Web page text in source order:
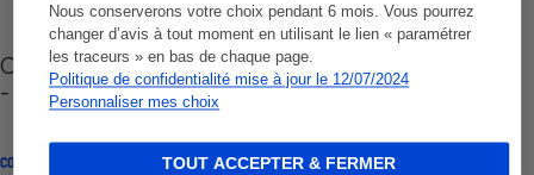
Nous conserverons votre choix pendant 6 mois. Vous pourrez
changer d’avis à tout moment en utilisant le lien « paramétrer
les traceurs » en bas de chaque page.
Politique de confidentialité mise à jour le 12/07/2024
Personnaliser mes choix
TOUT ACCEPTER & FERMER
Cafetière à capsules zéro déchet CoffeeB (vidéo)
- Premières impressions
CONSEILS